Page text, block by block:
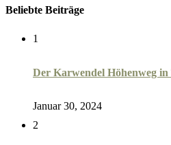
Beliebte Beiträge
1
Der Karwendel Höhenweg
Januar 30, 2024
2